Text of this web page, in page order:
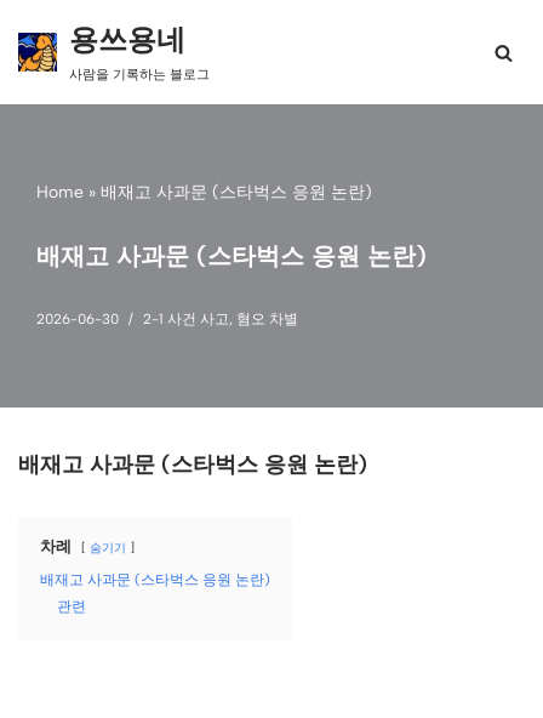
콘
용쓰용네
사람을 기록하는 블로그
Home » 배재고 사과문 (스타벅스 응원 논란)
배재고 사과문 (스타벅스 응원 논란)
2026-06-30 2-1 사건 사고, 혐오 차별
배재고 사과문 (스타벅스 응원 논란)
차례 숨기기
배재고 사과문 (스타벅스 응원 논란)
관련